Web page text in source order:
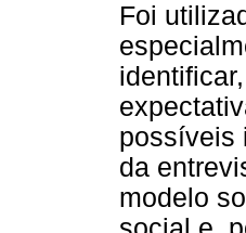
Foi
possíveis
da
modelo